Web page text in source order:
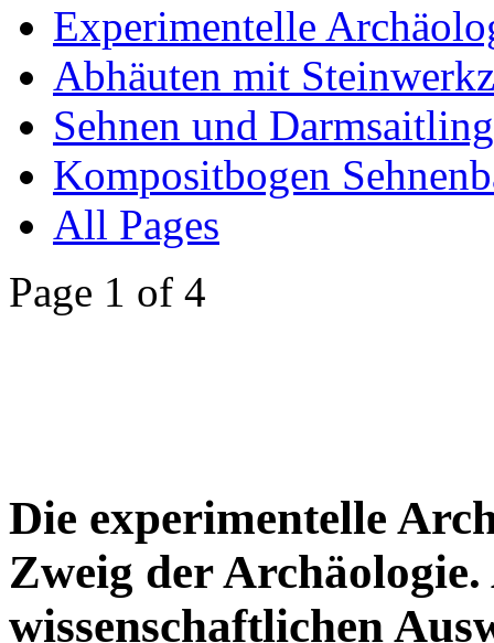
Experimentelle
Abhäuten mit
Sehnen und Darmsaitling
Kompositbogen
All Pages
Page 1 of 4
Die experimentelle
Zweig der
wissenschaftlichen